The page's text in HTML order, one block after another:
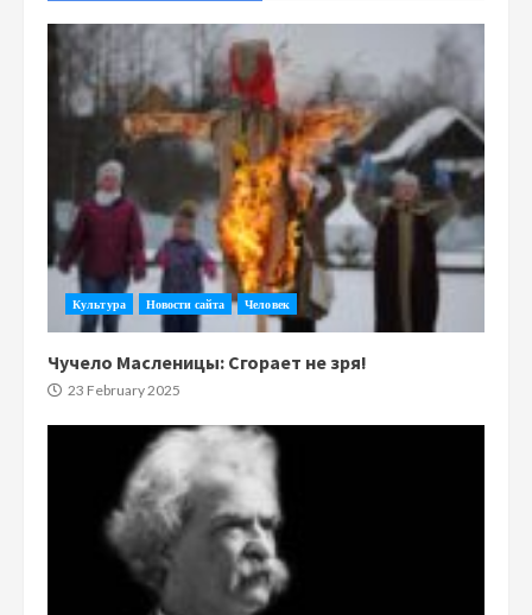
Культура Новости сайта Человек
Чучело Масленицы: Сгорает не зря!
23 February 2025